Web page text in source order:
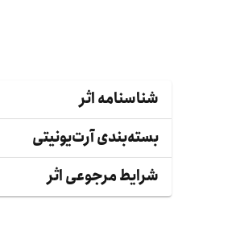
شناسنامه اثر
بسته‌بندی آرت‌یونیتی
شرایط مرجوعی اثر